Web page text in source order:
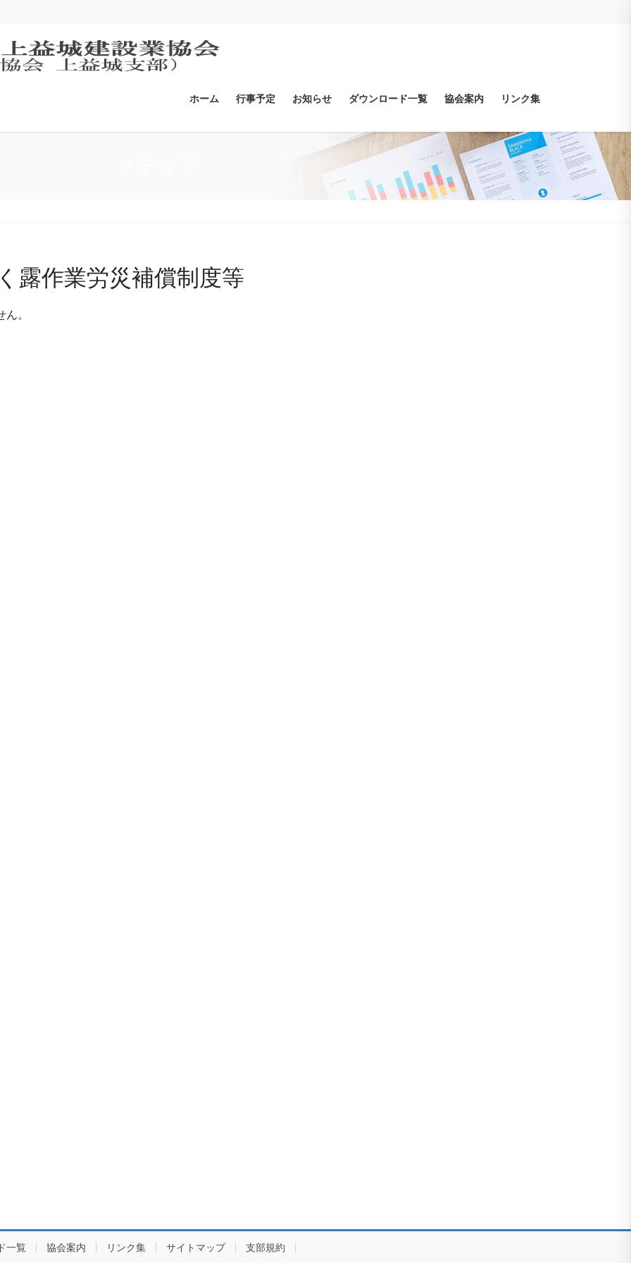
ホーム 行事予定 お知らせ ダウンロード一覧 協会案内 リンク集
露作業労災補償制度等
。
一覧 協会案内 リンク集 サイトマップ 支部規約